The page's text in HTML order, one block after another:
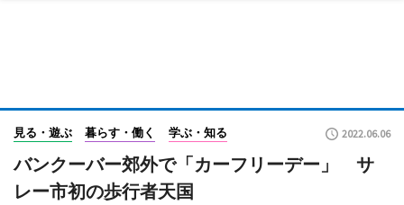
見る・遊ぶ 暮らす・働く 学ぶ・知る 2022.06.06
バンクーバー郊外で「カーフリーデー」 サ
レー市初の歩行者天国